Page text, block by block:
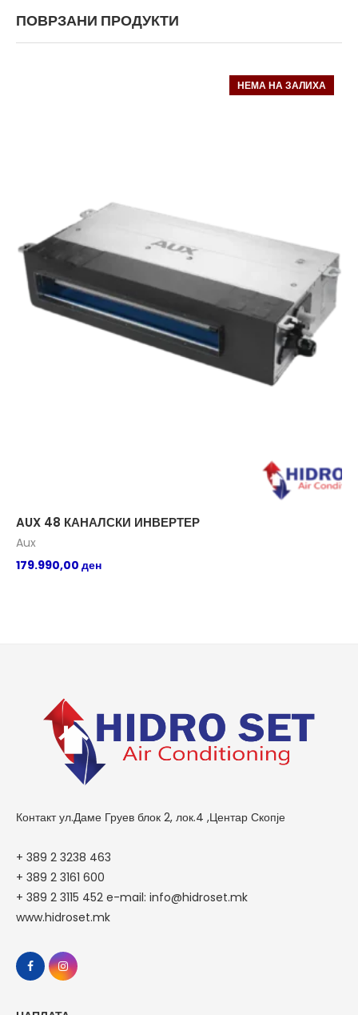
ПОВРЗАНИ ПРОДУКТИ
НЕМА НА ЗАЛИХА
AUX 48 КАНАЛСКИ ИНВЕРТЕР
Aux
179.990,00 ден
Контакт ул.Даме Груев блок 2, лок.4 ,Центар Скопје
+ 389 2 3238 463
+ 389 2 3161 600
+ 389 2 3115 452 e-mail: info@hidroset.mk
www.hidroset.mk